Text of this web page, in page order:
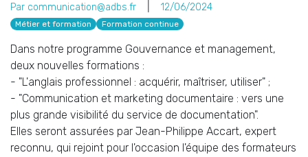
Par communication@adbs.fr 12/06/2024
Métier et formation Formation continue
Dans notre programme Gouvernance et management,
deux nouvelles formations :
- "L'anglais professionnel : acquérir, maîtriser, utiliser" ;
- "Communication et marketing documentaire : vers une
plus grande visibilité du service de documentation".
Elles seront assurées par Jean-Philippe Accart, expert
reconnu, qui rejoint pour l'occasion l'équipe des formateurs